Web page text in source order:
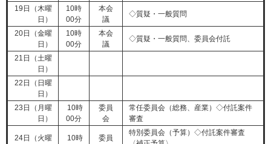
19日（木曜
日）
10時
00分
本会
議
◇質疑・一般質問
20日（金曜
日）
10時
00分
本会
議
◇質疑・一般質問、委員会付託
21日（土曜
日）
22日（日曜
日）
23日（月曜
日）
10時
00分
委員
会
常任委員会（総務、産業）◇付託案件
審査
24日（火曜
10時
委員
特別委員会（予算）◇付託案件審査